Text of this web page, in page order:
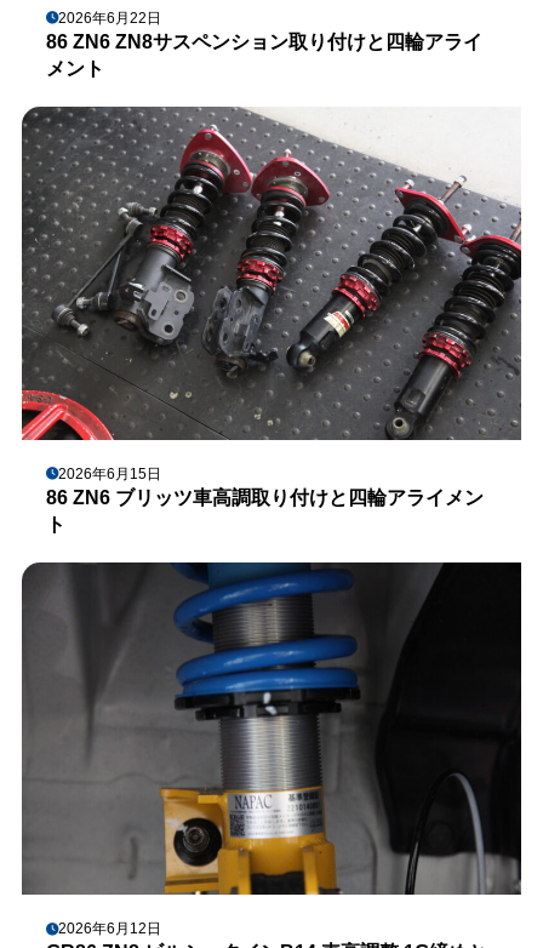
2026年6月22日
86 ZN6 ZN8サスペンション取り付けと四輪アライ
メント
2026年6月15日
86 ZN6 ブリッツ車高調取り付けと四輪アライメン
ト
2026年6月12日